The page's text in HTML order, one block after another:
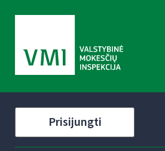
Prisijungti